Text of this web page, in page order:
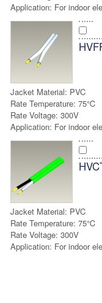
Application: For indoor
Jacket Material: PVC
Rate Temperature: 75℃
Rate Voltage: 300V
Application: For indoor
Jacket Material: PVC
Rate Temperature: 75℃
Rate Voltage: 300V
Application: For indoor